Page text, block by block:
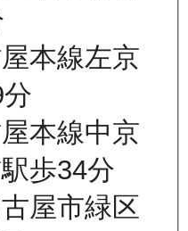
本線左京
本線中京
歩34分
屋市緑区